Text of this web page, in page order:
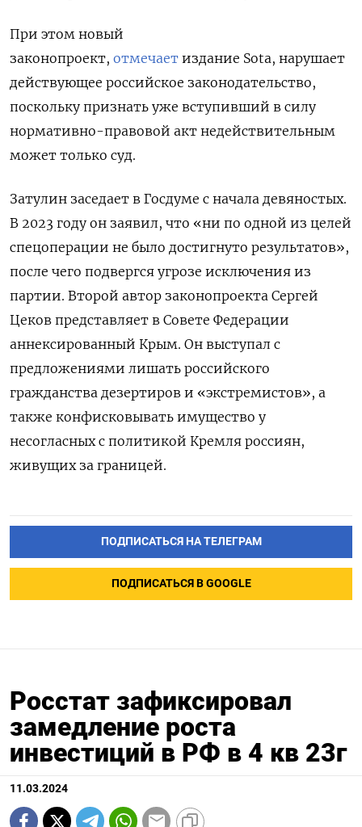
При этом новый
законопроект, отмечает издание Sota, нарушает
действующее российское законодательство,
поскольку признать уже вступивший в силу
нормативно-правовой акт недействительным
может только суд.
Затулин заседает в Госдуме с начала девяностых.
В 2023 году он заявил, что «ни по одной из целей
спецоперации не было достигнуто результатов»,
после чего подвергся угрозе исключения из
партии. Второй автор законопроекта Сергей
Цеков представляет в Совете Федерации
аннексированный Крым. Он выступал с
предложениями лишать российского
гражданства дезертиров и «экстремистов», а
также конфисковывать имущество у
несогласных с политикой Кремля россиян,
живущих за границей.
ПОДПИСАТЬСЯ НА ТЕЛЕГРАМ
ПОДПИСАТЬСЯ В GOOGLE
Росстат зафиксировал
замедление роста
инвестиций в РФ в 4 кв 23г
11.03.2024